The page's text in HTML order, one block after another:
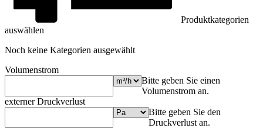
Produktkategorien
auswählen
Noch keine Kategorien ausgewählt
Volumenstrom
Bitte geben Sie einen
Volumenstrom an.
externer Druckverlust
Bitte geben Sie den
Druckverlust an.